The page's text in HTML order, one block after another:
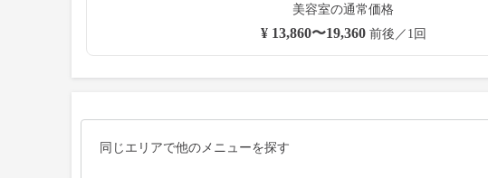
美容室の通常価格
¥ 13,860〜19,360前後／1回
同じエリアで他のメニューを探す